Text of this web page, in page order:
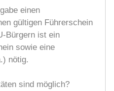
einen
gültigen Führerschein
Bürgern ist ein
sowie eine
nötig.
sind möglich?